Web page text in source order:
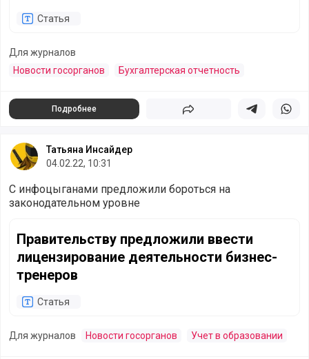
Статья
Для журналов
Новости госорганов
Бухгалтерская отчетность
Подробнее Поделиться Поделиться в
Татьяна Инсайдер
04.02.22, 10:31
С инфоцыганами предложили бороться на
законодательном уровне
Правительству предложили ввести
лицензирование деятельности бизнес-
тренеров
Статья
Для журналов Новости госорганов Учет в образовании